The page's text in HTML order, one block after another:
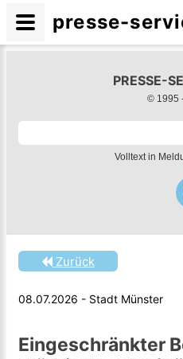
PRESSE-
© 1995
Volltext in
Zurück
08.07.2026 - Stadt Münster
Eingeschränkter
presse-